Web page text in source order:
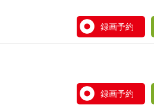
録画予約
録画予約